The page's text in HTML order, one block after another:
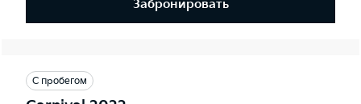
Забронировать
С пробегом